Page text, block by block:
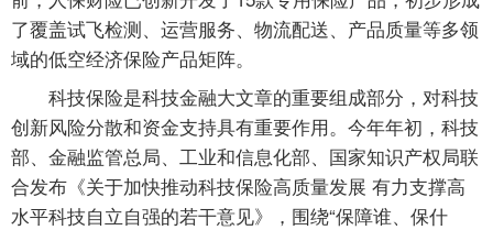
了覆盖试飞检测、运营服务、物流配送、产品质量等多领
域的低空经济保险产品矩阵。
科技保险是科技金融大文章的重要组成部分，对科技
创新风险分散和资金支持具有重要作用。今年年初，科技
部、金融监管总局、工业和信息化部、国家知识产权局联
合发布《关于加快推动科技保险高质量发展 有力支撑高
水平科技自立自强的若干意见》，围绕“保障谁、保什